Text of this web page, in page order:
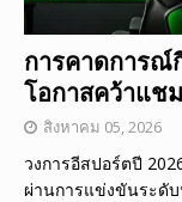
การคาดการณ์
โอกาสคว้าแช
สิงหาคม 05, 2026
วงการอีสปอร์ตปี
ผ่านการแข่งขันระดั